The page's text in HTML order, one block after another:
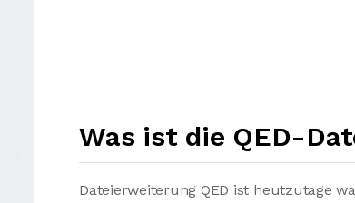
Was ist die QED-
Dateierweiterung QED ist heutzutage